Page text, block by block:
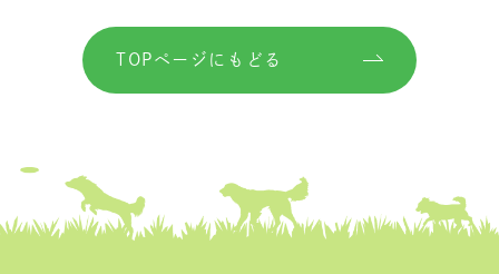
TOPページにもどる